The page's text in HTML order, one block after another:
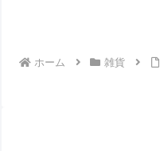
ホーム 雑貨